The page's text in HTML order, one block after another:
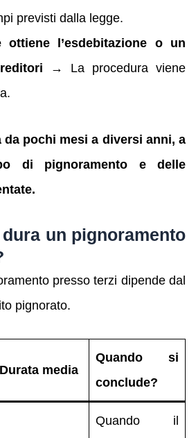
previsti dalla legge.
l’esdebitazione o un
→ La procedura viene
da pochi mesi a diversi anni, a
di pignoramento e delle
dura un pignoramento
presso terzi dipende dal
pignorato.
Durata media
Quando si
conclude?
Quando il